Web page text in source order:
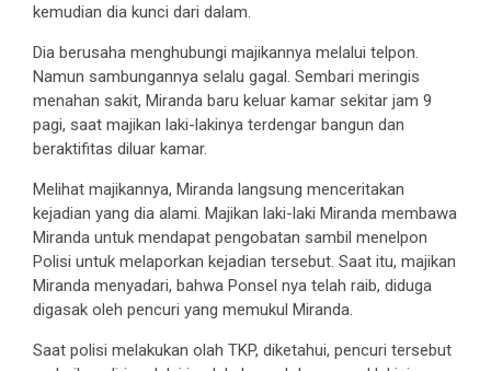
kemudian dia kunci dari dalam.
Dia berusaha menghubungi majikannya melalui telpon.
Namun sambungannya selalu gagal. Sembari meringis
menahan sakit, Miranda baru keluar kamar sekitar jam 9
pagi, saat majikan laki-lakinya terdengar bangun dan
beraktifitas diluar kamar.
Melihat majikannya, Miranda langsung menceritakan
kejadian yang dia alami. Majikan laki-laki Miranda membawa
Miranda untuk mendapat pengobatan sambil menelpon
Polisi untuk melaporkan kejadian tersebut. Saat itu, majikan
Miranda menyadari, bahwa Ponsel nya telah raib, diduga
digasak oleh pencuri yang memukul Miranda.
Saat polisi melakukan olah TKP, diketahui, pencuri tersebut